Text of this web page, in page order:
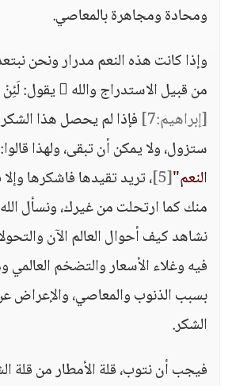
ومحادة ومجاهرة بالمعاصي.
وإذا كانت هذه النعم مدرار ونحن
من قبيل الاستدراج والله  يقول: لَئِنْ شَكَرْتُمْ لَأَزِيدَنَّكُمْ
[إبراهيم:7]
فإذا لم يحصل هذا
ستزول، ولا يمكن أن تبقى، ولهذا قالوا:
النعم"[5] ، تريد تقيدها فاشكرها
منك كما ارتحلت من غيرك، ونسأل
نشاهد كيف أحوال العالم الآن
فيه وغلاء الأسعار والتضخم العالمي
الشكر.
فيجب أن نتوب، قلة الأمطار من قلة